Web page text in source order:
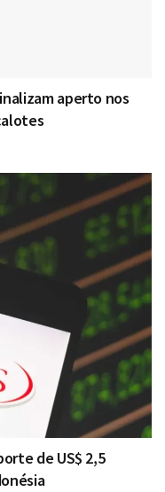
aperto nos
de US$ 2,5